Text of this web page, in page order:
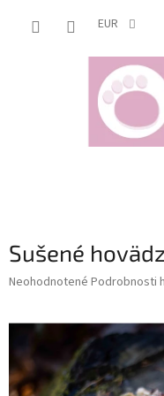
EUR
Sušené
Priemerné
0,0
z
5
Neohodnotené Podrobnosti